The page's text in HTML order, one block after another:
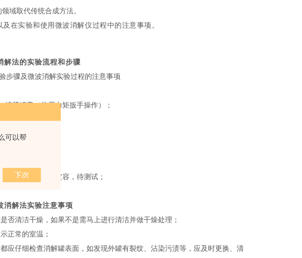
可以帮
域取代传统合成方法。
在实验和使用微波消解仪过程中的注意事项。
解法的实验流程和步骤
紧罐盖（使用力矩扳手操作）；
进行赶酸；
剂容量瓶中，定容，待测试；
消解法实验注意事项
否清洁干燥，如果不是需马上进行清洁并做干燥处理；
正常的室温；
应仔细检查消解罐表面，如发现外罐有裂纹、沾染污渍等，应及时更换、清